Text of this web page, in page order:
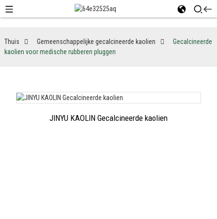
Thuis Gemeenschappelijke gecalcineerde kaolien
Gecalcineerde
kaolien voor medische rubberen pluggen
JINYU KAOLIN Gecalcineerde kaolien